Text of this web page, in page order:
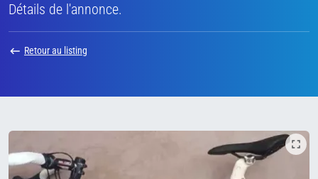
Détails de l'annonce.
Retour au listing